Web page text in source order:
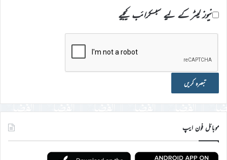
نیوز لیٹر کے لیے سبسکرائب کیجیے
موبائل فون ایپ